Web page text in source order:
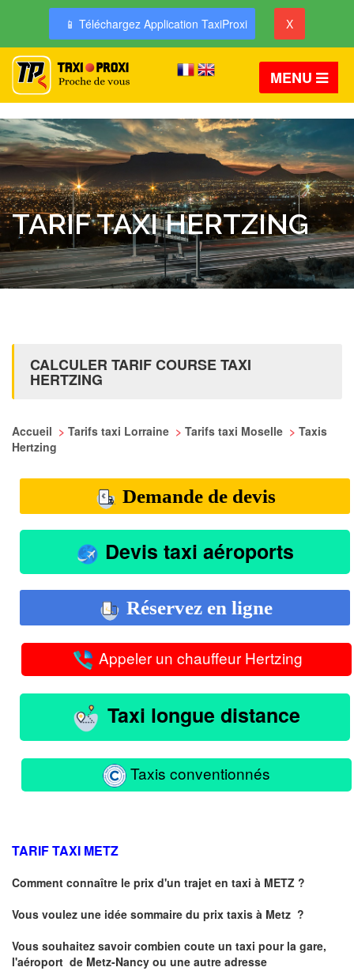
📱 Téléchargez Application TaxiProxi X
MENU
TARIF TAXI HERTZING
CALCULER TARIF COURSE TAXI
HERTZING
Accueil > Tarifs taxi Lorraine > Tarifs taxi Moselle > Taxis
Hertzing
Demande de devis
Devis taxi aéroports
Réservez en ligne
Appeler un chauffeur Hertzing
Taxi longue distance
Taxis conventionnés
TARIF TAXI METZ
Comment connaître le prix d'un trajet en taxi à METZ ?
Vous voulez une idée sommaire du prix taxis à Metz ?
Vous souhaitez savoir combien coute un taxi pour la gare,
l'aéroport de Metz-Nancy ou une autre adresse